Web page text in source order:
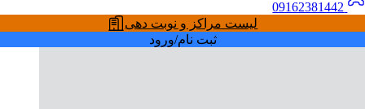
لیست مراکز و نوبت دهی
ثبت نام/ورود